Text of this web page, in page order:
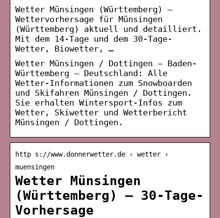
Wetter Münsingen (Württemberg) –
Wettervorhersage für Münsingen
(Württemberg) aktuell und detailliert.
Mit dem 14-Tage und dem 30-Tage-
Wetter, Biowetter, …
Wetter Münsingen / Dottingen – Baden-
Württemberg – Deutschland: Alle
Wetter-Informationen zum Snowboarden
und Skifahren Münsingen / Dottingen.
Sie erhalten Wintersport-Infos zum
Wetter, Skiwetter und Wetterbericht
Münsingen / Dottingen.
http s://www.donnerwetter.de › wetter ›
muensingen
Wetter Münsingen
(Württemberg) – 30-Tage-
Vorhersage